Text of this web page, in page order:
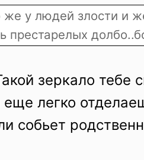
же у людей злости и
престарелых
зеркало тебе
легко
собьет